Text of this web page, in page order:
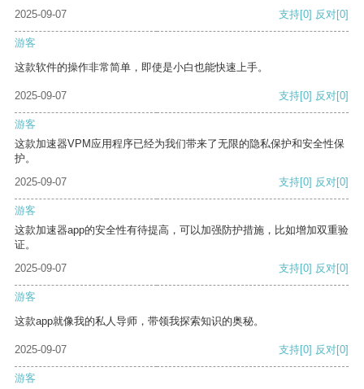
2025-09-07
支持[0] 反对[0]
游客
这款软件的操作非常简单，即使是小白也能快速上手。
2025-09-07 支持[0] 反对[0]
游客
这款加速器VPM应用程序已经为我们带来了无限的隐私保护和安全性保
护。
2025-09-07
支持[0] 反对[0]
游客
这款加速器app的安全性有待提高，可以加强防护措施，比如增加双重验
证。
2025-09-07
支持[0] 反对[0]
游客
这款app就像我的私人导师，带领我探索知识的奥秘。
2025-09-07 支持[0] 反对[0]
游客